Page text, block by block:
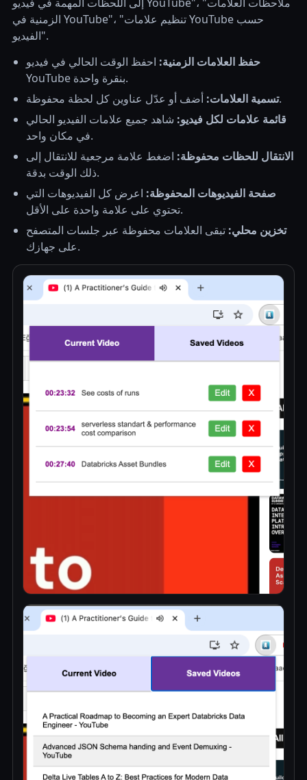
إلى اللحظات المهمة في فيديو YouTube"، "ملاحظات العلامات
الزمنية في YouTube"، "تنظيم علامات YouTube حسب
الفيديو".
حفظ العلامات الزمنية: احفظ الوقت الحالي في فيديو
YouTube بنقرة واحدة.
تسمية العلامات:أضف أو عدّل عناوين كل لحظة محفوظة.
قائمة علامات لكل فيديو: شاهد جميع علامات الفيديو الحالي
في مكان واحد.
الانتقال للحظات محفوظة: اضغط علامة مرجعية للانتقال إلى
ذلك الوقت بدقة.
صفحة الفيديوهات المحفوظة: اعرض كل الفيديوهات التي
تحتوي على علامة واحدة على الأقل.
تخزين محلي: تبقى العلامات محفوظة عبر جلسات المتصفح
على جهازك.